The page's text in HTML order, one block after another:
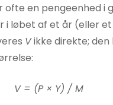
ofte en pengeenhed i
løbet af et år (eller
Vikke direkte; den
V = (P × Y) / M